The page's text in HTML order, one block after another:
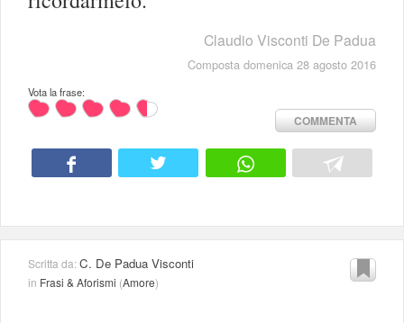
Claudio Visconti De Padua
Composta domenica 28 agosto 2016
Vota la frase:
COMMENTA
Scritta da:C. De Padua Visconti
in Frasi & Aforismi (Amore)